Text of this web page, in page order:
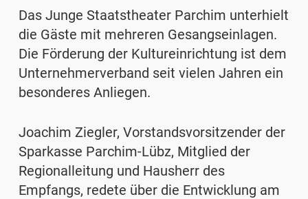
Das Junge Staatstheater Parchim unterhielt
die Gäste mit mehreren Gesangseinlagen.
Die Förderung der Kultureinrichtung ist dem
Unternehmerverband seit vielen Jahren ein
besonderes Anliegen.
Joachim Ziegler, Vorstandsvorsitzender der
Sparkasse Parchim-Lübz, Mitglied der
Regionalleitung und Hausherr des
Empfangs, redete über die Entwicklung am